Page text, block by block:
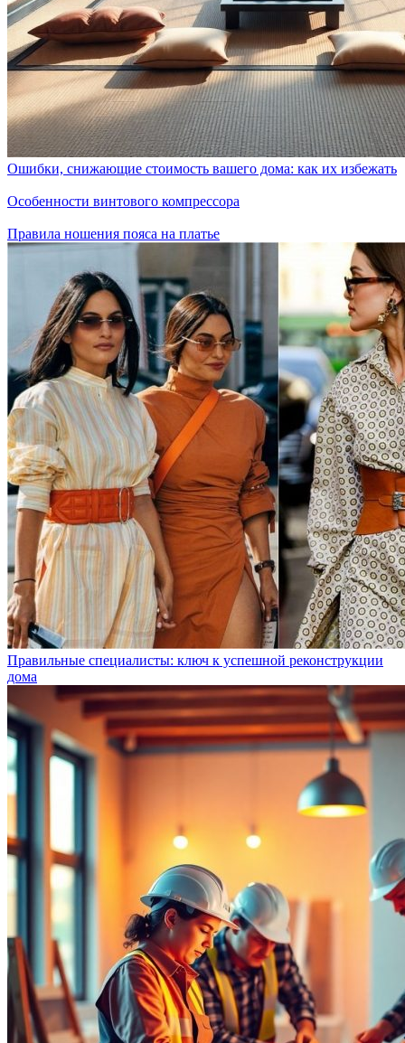
Ошибки, снижающие стоимость вашего дома: как их избежать
Особенности винтового компрессора
Правила ношения пояса на платье
Правильные специалисты: ключ к успешной реконструкции
дома